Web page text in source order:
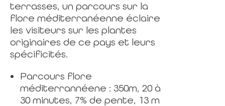
terrasses, un parcours sur la
flore méditerranéenne éclaire
les visiteurs sur les plantes
originaires de ce pays et leurs
spécificités.
Parcours flore
méditerrannéene : 350m, 20 à
30 minutes, 7% de pente, 13 m